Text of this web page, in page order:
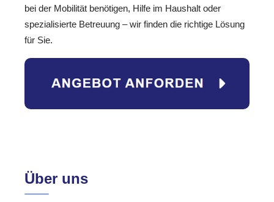
bei der Mobilität benötigen, Hilfe im Haushalt oder
spezialisierte Betreuung – wir finden die richtige Lösung
für Sie.
Über uns